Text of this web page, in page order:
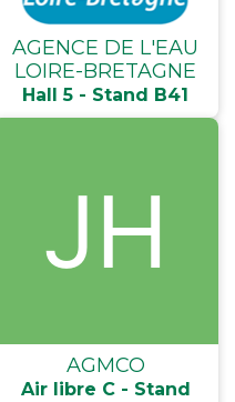
AGENCE DE L'EAU
LOIRE-BRETAGNE
Hall 5 - Stand B41
AGMCO
Air libre C - Stand